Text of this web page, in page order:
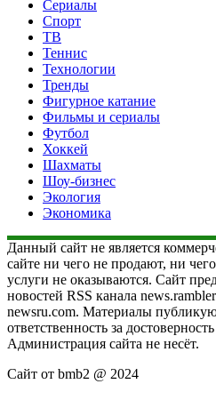
Сериалы
Спорт
ТВ
Теннис
Технологии
Тренды
Фигурное катание
Фильмы и сериалы
Футбол
Хоккей
Шахматы
Шоу-бизнес
Экология
Экономика
Данный сайт не является
сайте ни чего не продают, ни
услуги не оказываются. Сайт
новостей RSS канала
newsru.com. Материалы
ответственность за
Администрация сайта не несёт.
Сайт от bmb2 @ 2024